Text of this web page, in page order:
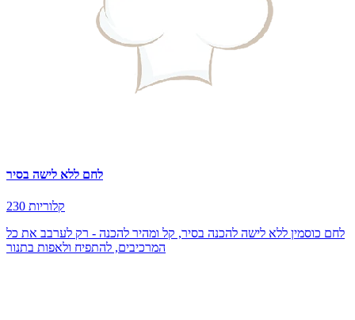
לחם ללא לישה בסיר
230 קלוריות
לחם כוסמין ללא לישה להכנה בסיר, קל ומהיר להכנה - רק לערבב את כל
המרכיבים, להתפיח ולאפות בתנור